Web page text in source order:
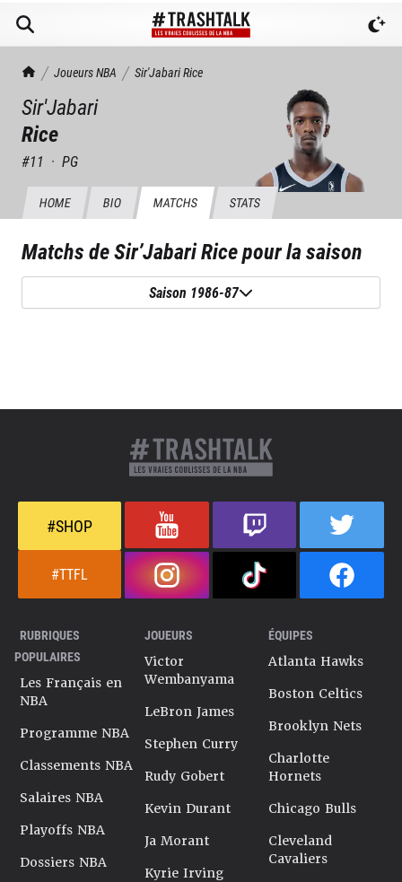
TrashTalk Actu NBA
Joueurs NBA Sir'JabariRice
Sir'Jabari
Rice
#11 · PG
HOME BIO MATCHS STATS
Matchs deSir’Jabari Ricepour la saison
Saison 1986-87
#SHOP
#TTFL
RUBRIQUES
POPULAIRES
Les Français en
NBA
Programme NBA
Classements NBA
Salaires NBA
Playoffs NBA
Dossiers NBA
JOUEURS
Victor
Wembanyama
LeBron James
Stephen Curry
Rudy Gobert
Kevin Durant
Ja Morant
Kyrie Irving
ÉQUIPES
Atlanta Hawks
Boston Celtics
Brooklyn Nets
Charlotte
Hornets
Chicago Bulls
Cleveland
Cavaliers